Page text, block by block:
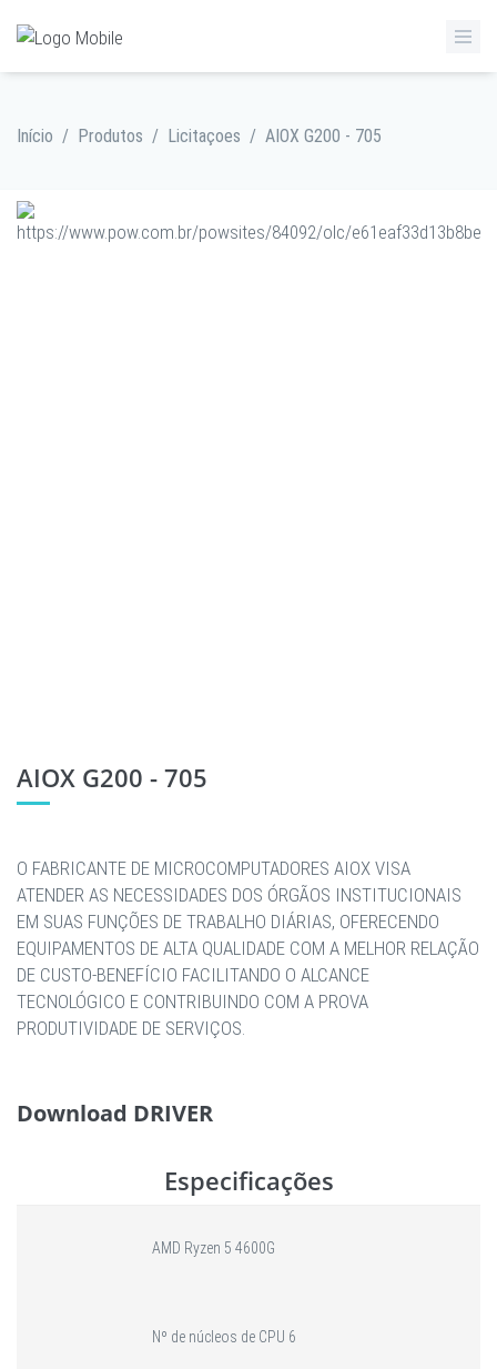
Início / Produtos / Licitaçoes / AIOX G200 - 705
AIOX G200 - 705
O FABRICANTE DE MICROCOMPUTADORES AIOX VISA
ATENDER AS NECESSIDADES DOS ÓRGÃOS INSTITUCIONAIS
EM SUAS FUNÇÕES DE TRABALHO DIÁRIAS, OFERECENDO
EQUIPAMENTOS DE ALTA QUALIDADE COM A MELHOR RELAÇÃO
DE CUSTO-BENEFÍCIO FACILITANDO O ALCANCE
TECNOLÓGICO E CONTRIBUINDO COM A PROVA
PRODUTIVIDADE DE SERVIÇOS.
Download DRIVER
Especificações
AMD Ryzen 5 4600G
Nº de núcleos de CPU 6